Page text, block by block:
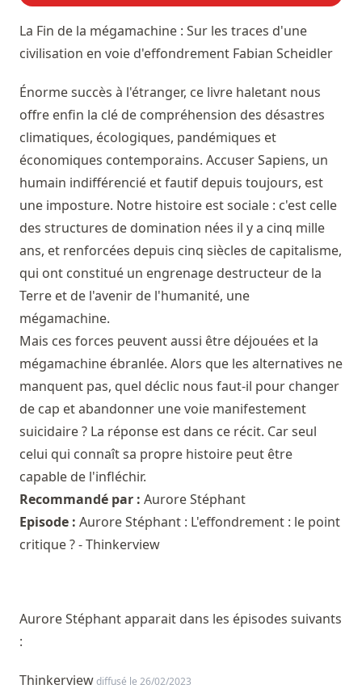
La Fin de la mégamachine : Sur les traces d'une
civilisation en voie d'effondrement Fabian Scheidler
Énorme succès à l'étranger, ce livre haletant nous
offre enfin la clé de compréhension des désastres
climatiques, écologiques, pandémiques et
économiques contemporains. Accuser Sapiens, un
humain indifférencié et fautif depuis toujours, est
une imposture. Notre histoire est sociale : c'est celle
des structures de domination nées il y a cinq mille
ans, et renforcées depuis cinq siècles de capitalisme,
qui ont constitué un engrenage destructeur de la
Terre et de l'avenir de l'humanité, une
mégamachine.
Mais ces forces peuvent aussi être déjouées et la
mégamachine ébranlée. Alors que les alternatives ne
manquent pas, quel déclic nous faut-il pour changer
de cap et abandonner une voie manifestement
suicidaire ? La réponse est dans ce récit. Car seul
celui qui connaît sa propre histoire peut être
capable de l'infléchir.
Recommandé par : Aurore Stéphant
Episode : Aurore Stéphant : L'effondrement : le point
critique ? - Thinkerview
Aurore Stéphant apparait dans les épisodes suivants
:
Thinkerviewdiffusé le 26/02/2023